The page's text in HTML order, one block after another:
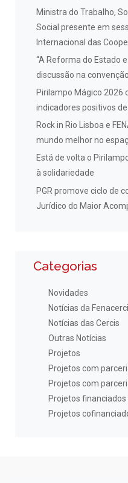
Ministra do Trabalho,
Social presente em
Internacional das
“A Reforma do Estado
discussão na
Pirilampo Mágico 2026
indicadores positivos
Rock in Rio Lisboa e
mundo melhor no
Está de volta o
à solidariedade
PGR promove ciclo de
Jurídico do Maior
Categorias
Novidades
Notícias da Fenacerci
Notícias das Cercis
Outras Notícias
Projetos
Projetos com
Projetos com
Projetos financiados
Projetos